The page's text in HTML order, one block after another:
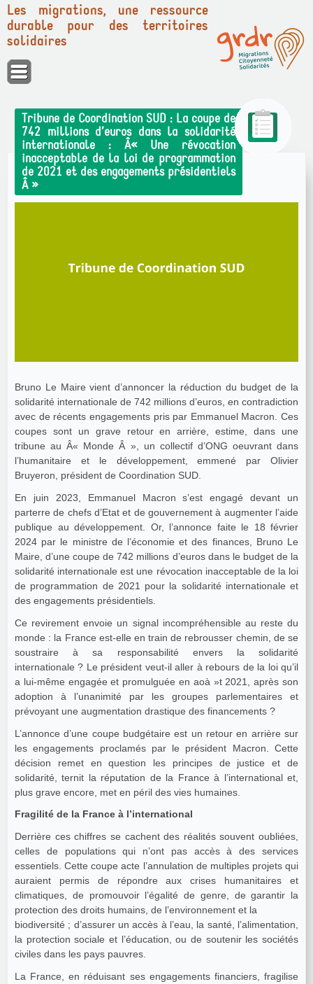
Panneau de gestion des cookies
Les migrations, une ressource
durable pour des territoires
solidaires
Tribune de Coordination SUD : La coupe de
742 millions d’euros dans la solidarité
internationale : Â« Une révocation
inacceptable de la loi de programmation
de 2021 et des engagements présidentiels
Â »
Bruno Le Maire vient d’annoncer la réduction du budget de la
solidarité internationale de 742 millions d’euros, en contradiction
avec de récents engagements pris par Emmanuel Macron. Ces
coupes sont un grave retour en arrière, estime, dans une
tribune au Â« Monde Â », un collectif d’ONG oeuvrant dans
l’humanitaire et le développement, emmené par Olivier
Bruyeron, président de Coordination SUD.
En juin 2023, Emmanuel Macron s’est engagé devant un
parterre de chefs d’Etat et de gouvernement à augmenter l’aide
publique au développement. Or, l’annonce faite le 18 février
2024 par le ministre de l’économie et des finances, Bruno Le
Maire, d’une coupe de 742 millions d’euros dans le budget de la
solidarité internationale est une révocation inacceptable de la loi
de programmation de 2021 pour la solidarité internationale et
des engagements présidentiels.
Ce revirement envoie un signal incompréhensible au reste du
monde : la France est-elle en train de rebrousser chemin, de se
soustraire à sa responsabilité envers la solidarité
internationale ? Le président veut-il aller à rebours de la loi qu’il
a lui-même engagée et promulguée en aoà »t 2021, après son
adoption à l’unanimité par les groupes parlementaires et
prévoyant une augmentation drastique des financements ?
L’annonce d’une coupe budgétaire est un retour en arrière sur
les engagements proclamés par le président Macron. Cette
décision remet en question les principes de justice et de
solidarité, ternit la réputation de la France à l’international et,
plus grave encore, met en péril des vies humaines.
Fragilité de la France à l’international
Derrière ces chiffres se cachent des réalités souvent oubliées,
celles de populations qui n’ont pas accès à des services
essentiels. Cette coupe acte l’annulation de multiples projets qui
auraient permis de répondre aux crises humanitaires et
climatiques, de promouvoir l’égalité de genre, de garantir la
protection des droits humains, de l’environnement et la
biodiversité ; d’assurer un accès à l’eau, la santé, l’alimentation,
la protection sociale et l’éducation, ou de soutenir les sociétés
civiles dans les pays pauvres.
La France, en réduisant ses engagements financiers, fragilise